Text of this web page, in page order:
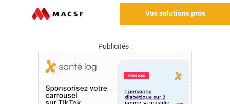
Vos solutions pros
Publicités :